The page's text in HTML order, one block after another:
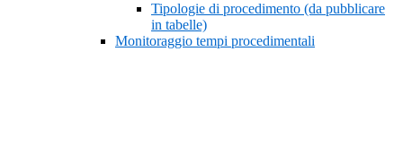
Tipologie di procedimento (da pubblicare
in tabelle)
Monitoraggio tempi procedimentali